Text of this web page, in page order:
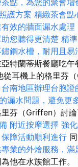
護方案 精緻茶會點
效的牆面漏水處理
您聽得更清楚 精
鋼水槽，耐用且易
特蘭蒂斯餐廳吃午
耳機上的格里芬
台南地區辦理台胞證
漏水問題，避免更
芬（Griffen）討
附近按摩選擇 強
障活動順利進行
業的外燴服務，滿
他在水族館工作。